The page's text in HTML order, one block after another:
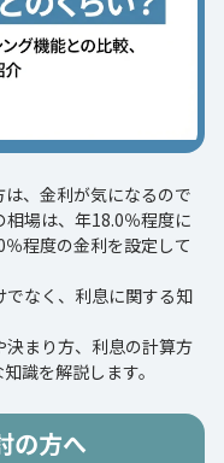
、金利が気になるので
場は、年18.0％程度に
程度の金利を設定して
なく、利息に関する知
まり方、利息の計算方
識を解説します。
の方へ